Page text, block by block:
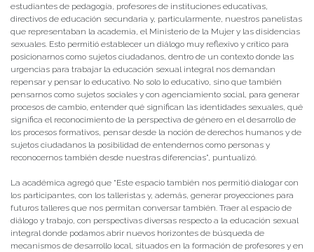
estudiantes de pedagogía, profesores de instituciones educativas,
directivos de educación secundaria y, particularmente, nuestros panelistas
que representaban la academia, el Ministerio de la Mujer y las disidencias
sexuales. Esto permitió establecer un diálogo muy reflexivo y crítico para
posicionarnos como sujetos ciudadanos, dentro de un contexto donde las
urgencias para trabajar la educación sexual integral nos demandan
repensar y pensar lo educativo. No solo lo educativo, sino que también
pensarnos como sujetos sociales y con agenciamiento social, para generar
procesos de cambio, entender qué significan las identidades sexuales, qué
significa el reconocimiento de la perspectiva de género en el desarrollo de
los procesos formativos, pensar desde la noción de derechos humanos y de
sujetos ciudadanos la posibilidad de entendernos como personas y
reconocernos también desde nuestras diferencias”, puntualizó.
La académica agregó que “Este espacio también nos permitió dialogar con
los participantes, con los talleristas y, además, generar proyecciones para
futuros talleres que nos permitan conversar también. Traer al espacio de
diálogo y trabajo, con perspectivas diversas respecto a la educación sexual
integral donde podamos abrir nuevos horizontes de búsqueda de
mecanismos de desarrollo local, situados en la formación de profesores y en